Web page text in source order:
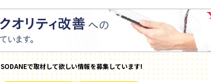
SODANEで取材して欲しい情報を募集しています!